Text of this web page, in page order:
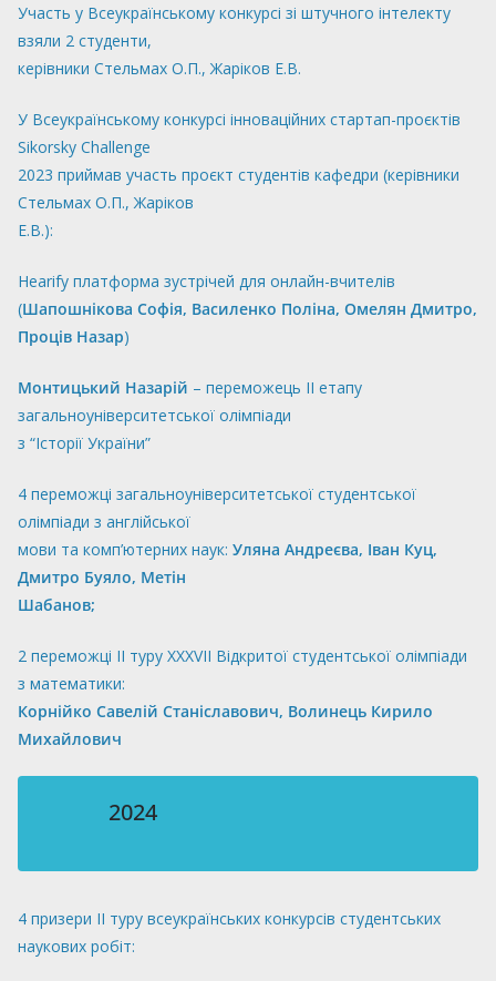
Участь у Всеукраїнському конкурсі зі штучного інтелекту
взяли 2 студенти,
керівники Стельмах О.П., Жаріков Е.В.
У Всеукраїнському конкурсі інноваційних стартап-проєктів
Sikorsky Challenge
2023 приймав участь проєкт студентів кафедри (керівники
Стельмах О.П., Жаріков
Е.В.):
Hearify платформа зустрічей для онлайн-вчителів
(Шапошнікова Софія, Василенко Поліна, Омелян Дмитро,
Проців Назар)
Монтицький Назарій – переможець ІІ етапу
загальноуніверситетської олімпіади
з “Історії України”
4 переможці загальноуніверситетської студентської
олімпіади з англійської
мови та комп’ютерних наук: Уляна Андреєва, Іван Куц,
Дмитро Буяло, Метін
Шабанов;
2 переможці ІІ туру XXXVII Відкритої студентської олімпіади
з математики:
Корнійко Савелій Станіславович, Волинець Кирило
Михайлович
2024
4 призери ІІ туру всеукраїнських конкурсів студентських
наукових робіт: